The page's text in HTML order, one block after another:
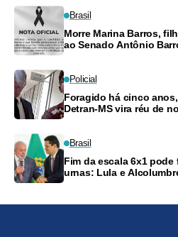
Brasil
Morre Marina Barros,
ao Senado Antônio
Policial
Foragido há cinco
Detran-MS vira réu de
Brasil
Fim da escala 6x1
urnas: Lula e